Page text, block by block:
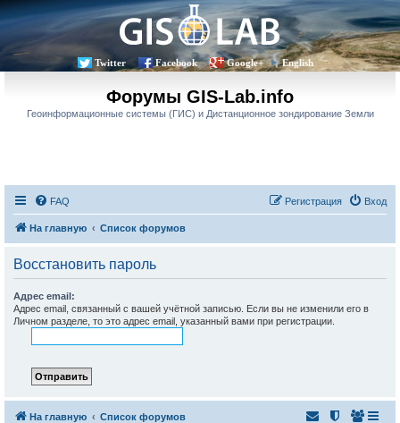
Twitter Facebook Google+ English
Форумы GIS-Lab.info
Геоинформационные системы (ГИС) и Дистанционное зондирование Земли
FAQ Вход
Регистрация
На главную Список форумов
Восстановить пароль
Адрес email:
Адрес email, связанный с вашей учётной записью. Если вы не изменили его в
Личном разделе, то это адрес email, указанный вами при регистрации.
На главную Список форумов